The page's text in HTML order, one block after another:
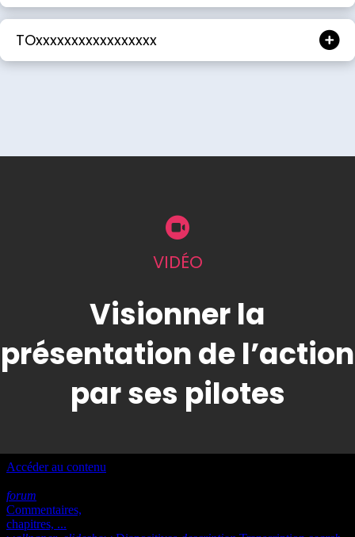
TOxxxxxxxxxxxxxxxxx
VIDÉO
Visionner la
présentation de l’action
par ses pilotes